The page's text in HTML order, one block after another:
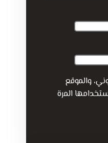
والموقع
المرة